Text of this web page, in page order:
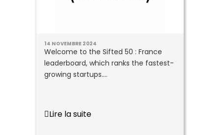
14 NOVEMBRE 2024
Welcome to the Sifted 50 : France
leaderboard, which ranks the fastest-
growing startups....
Lire la suite